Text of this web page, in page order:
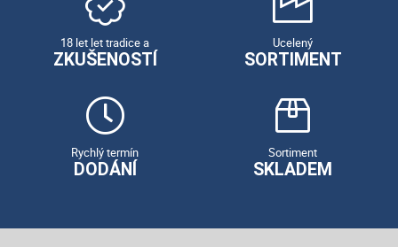
18 let let tradice a
ZKUŠENOSTÍ
Ucelený
SORTIMENT
Rychlý termín
DODÁNÍ
Sortiment
SKLADEM